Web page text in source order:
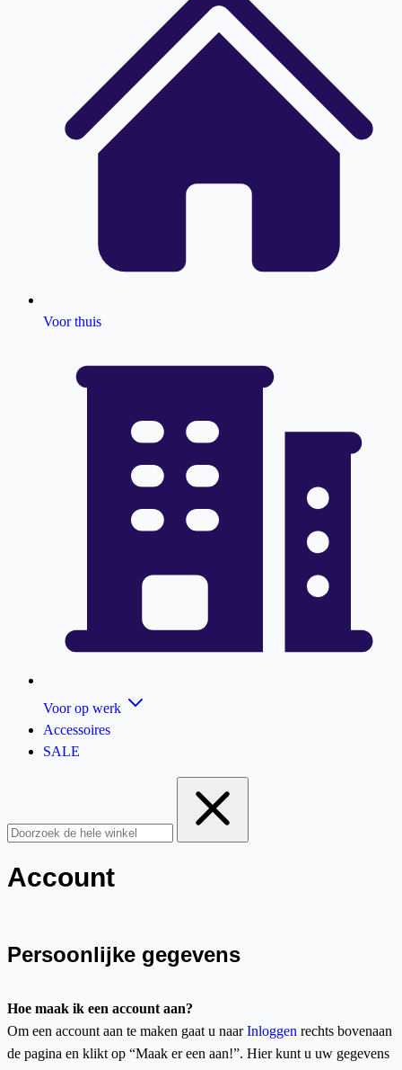
Voor thuis
Voor op werk
Accessoires
SALE
Account
Persoonlijke gegevens
Hoe maak ik een account aan?
Om een account aan te maken gaat u naarInloggen rechts bovenaan
de pagina en klikt op “Maak er een aan!”. Hier kunt u uw gegevens